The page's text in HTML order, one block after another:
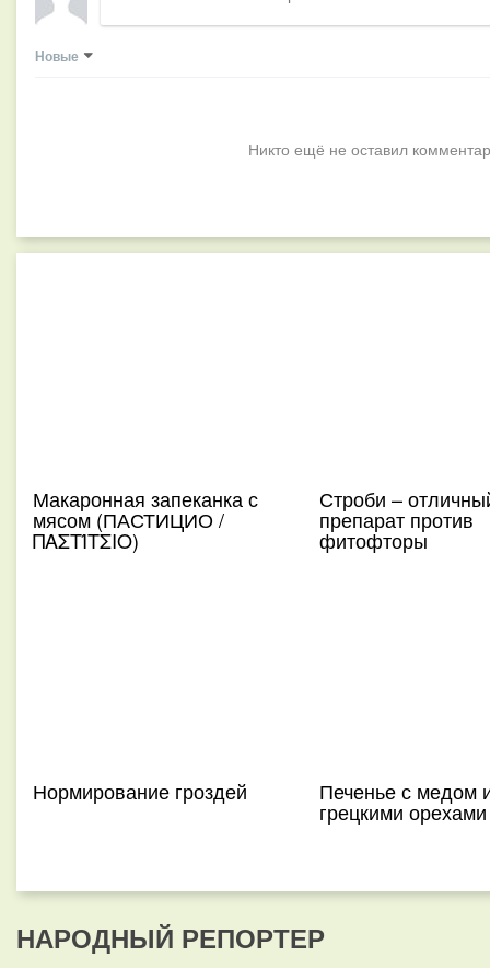
Новые
Никто ещё не оставил
Макаронная запеканка с
мясом (ПАСТИЦИО /
ΠΑΣΤΊΤΣΙΟ)
Строби –
препарат против
фитофторы
Нормирование гроздей Печенье с медом
грецкими орехами
НАРОДНЫЙ РЕПОРТЕР